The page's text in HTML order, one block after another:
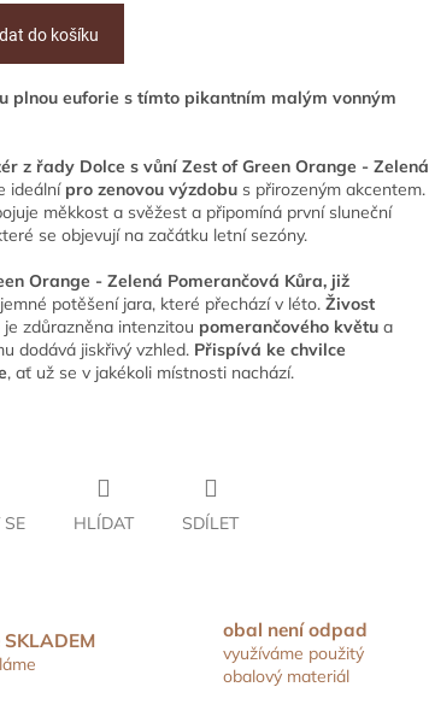
do košíku
plnou euforie s tímto pikantním malým vonným
z řady Dolce s vůní Zest of Green Orange - Zelená
ideální pro zenovou výzdobu s přirozeným akcentem.
měkkost a svěžest a připomíná první sluneční
se objevují na začátku letní sezóny.
Orange - Zelená Pomerančová Kůra, již
potěšení jara, které přechází v léto. Živost
je zdůrazněna intenzitou pomerančového květu a
dodává jiskřivý vzhled. Přispívá ke chvilce
, ať už se v jakékoli místnosti nachází.
SE HLÍDAT SDÍLET
obal není odpad
využíváme použitý
obalový materiál